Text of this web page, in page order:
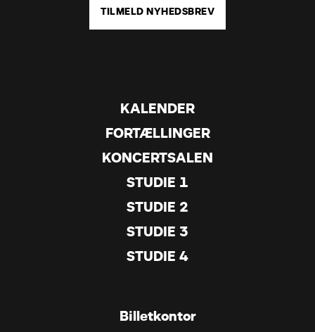
KALENDER
FORTÆLLINGER
KONCERTSALEN
STUDIE 1
STUDIE 2
STUDIE 3
STUDIE 4
TILMELD NYHEDSBREV
Billetkontor